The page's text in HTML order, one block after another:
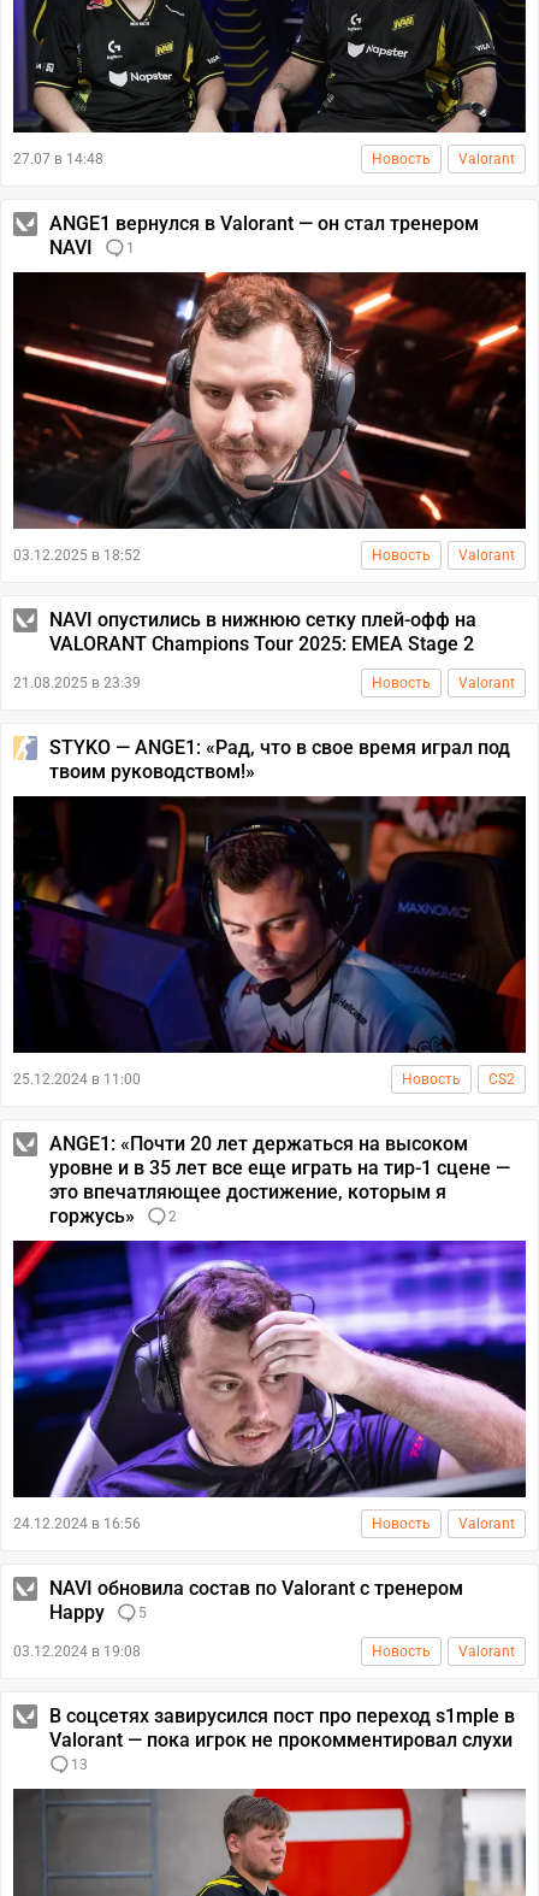
27.07 в 14:48 Новость Valorant
ANGE1 вернулся в Valorant — он стал тренером
NAVI
1
03.12.2025 в 18:52 Новость Valorant
NAVI опустились в нижнюю сетку плей-офф на
VALORANT Champions Tour 2025: EMEA Stage 2
21.08.2025 в 23:39 Новость Valorant
STYKO — ANGE1: «Рад, что в свое время играл под
твоим руководством!»
25.12.2024 в 11:00 Новость CS2
ANGE1: «Почти 20 лет держаться на высоком
уровне и в 35 лет все еще играть на тир-1 сцене —
это впечатляющее достижение, которым я
горжусь»
2
24.12.2024 в 16:56 Новость Valorant
NAVI обновила состав по Valorant с тренером
Happy
5
03.12.2024 в 19:08 Новость Valorant
В соцсетях завирусился пост про переход s1mple в
Valorant — пока игрок не прокомментировал слухи
13